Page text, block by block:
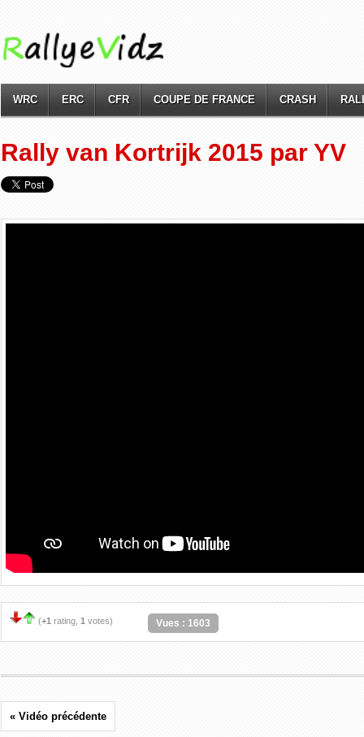
WRC ERC CFR COUPE DE FRANCE CRASH
Rally van Kortrijk 2015 par YV
(+1 rating, 1 votes) Vues : 1603
« Vidéo précédente